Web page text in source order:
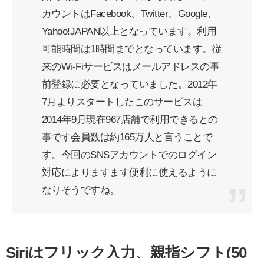
カウントはFacebook、Twitter、Google、
Yahoo!JAPAN以上となっています。利用
可能時間は1時間までとなっています。従
来のWi-Fiサービスはメールアドレスの事
前登録に必要となっていました。2012年
7月よりスタートしたこのサービスは
2014年9月現在967店舗で利用できるとの
事です会員数は約165万人と言うことで
す。今回のSNSアカウントでのログイン
対応によりますます便利に使えるように
なりそうですね。
Siriはフリック入力、親指シフト(50